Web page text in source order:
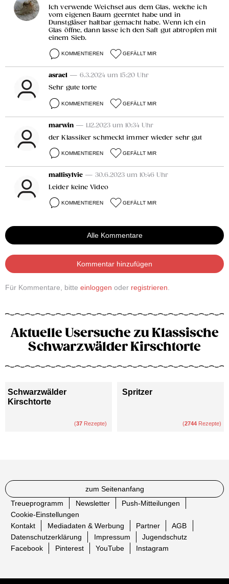
Ich verwende Weichsel aus dem Glas, welche ich
vom eigenen Baum geerntet habe und in
Dunstgläser haltbar gemacht habe. Wenn ich ein
Glas öffne, dann lasse ich den Saft gut abtropfen mit
einem Sieb.
KOMMENTIEREN GEFÄLLT MIR
asrael — 6.3.2024 um 15:20 Uhr
Sehr gute torte
KOMMENTIEREN GEFÄLLT MIR
marwin — 1.12.2023 um 10:34 Uhr
der Klassiker schmeckt immer wieder sehr gut
KOMMENTIEREN GEFÄLLT MIR
mallisylvie — 30.6.2023 um 10:46 Uhr
Leider keine Video
KOMMENTIEREN GEFÄLLT MIR
Alle Kommentare
Kommentar hinzufügen
Für Kommentare, bitte einloggen oder registrieren
Aktuelle Usersuche zu Klassische
Schwarzwälder Kirschtorte
Schwarzwälder
Kirschtorte
(37 Rezepte)
Spritzer
(2744 Rezepte)
zum Seitenanfang
Treueprogramm
Newsletter
Push-Mitteilungen
Cookie-Einstellungen
Kontakt
Mediadaten & Werbung Partner
AGB
Datenschutzerklärung
Impressum
Jugendschutz
Facebook
Pinterest YouTube Instagram